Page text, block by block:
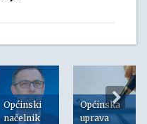
Općinski
načelnik
Općinska
uprava